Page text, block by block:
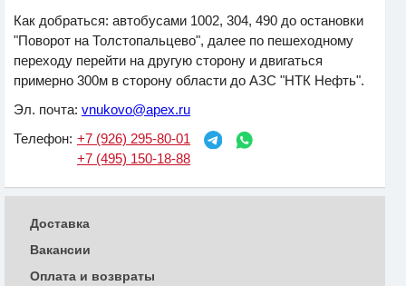
Как добраться: автобусами 1002, 304, 490 до остановки
"Поворот на Толстопальцево", далее по пешеходному
переходу перейти на другую сторону и двигаться
примерно 300м в сторону области до АЗС "НТК Нефть".
Эл. почта: vnukovo@apex.ru
Телефон: +7 (926) 295-80-01
+7 (495) 150-18-88
Доставка
Вакансии
Оплата и возвраты